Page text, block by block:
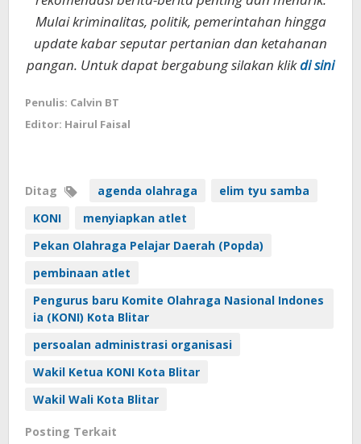
Mulai kriminalitas, politik, pemerintahan hingga
update kabar seputar pertanian dan ketahanan
pangan. Untuk dapat bergabung silakan klikdi sini
Penulis: Calvin BT
Editor: Hairul Faisal
Ditag agenda olahraga
elim tyu samba
KONI
menyiapkan atlet
Pekan Olahraga Pelajar Daerah (Popda)
pembinaan atlet
Pengurus baru Komite Olahraga Nasional Indones
ia (KONI) Kota Blitar
persoalan administrasi organisasi
Wakil Ketua KONI Kota Blitar
Wakil Wali Kota Blitar
Posting Terkait